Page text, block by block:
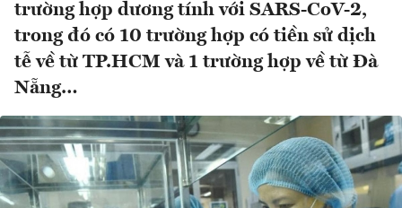
trường hợp dương tính với SARS-CoV-2,
trong đó có 10 trường hợp có tiền sử dịch
tễ về từ TP.HCM và 1 trường hợp về từ Đà
Nẵng…